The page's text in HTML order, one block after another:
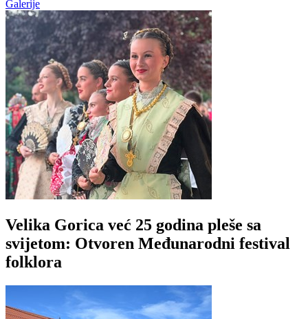
Galerije
Velika Gorica već 25 godina pleše sa
svijetom: Otvoren Međunarodni festival
folklora